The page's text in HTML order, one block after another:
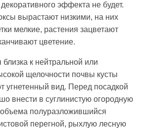
эффекта не будет.
вырастают низкими, на них
мелкие, растения зацветают
цветение.
близка к нейтральной или
щелочности почвы кусты
угнетенный вид. Перед посадкой
внести в суглинистую огородную
полуразложившийся
перегной, рыхлую лесную